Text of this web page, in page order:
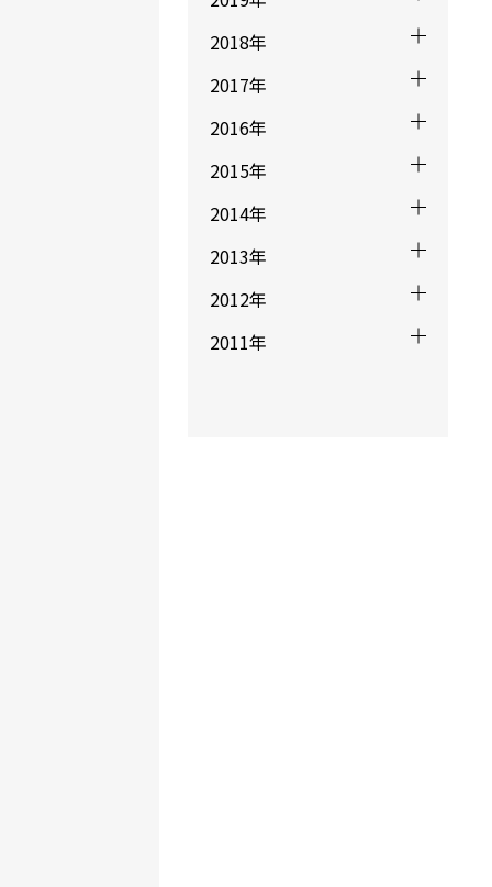
バディぃ
2018年
2017年
2016年
2015年
2014年
2013年
2012年
2011年